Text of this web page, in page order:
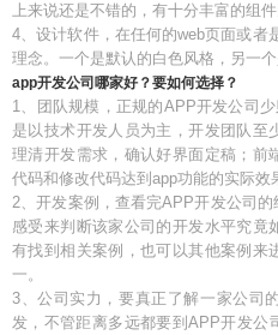
上来说还是不错的，有十分丰富的组件
4、设计软件，在任何的web页面或者
理念。一个是默认的白色风格，另一个
app开发公司哪家好？要如何选择？
1、团队规模，正规的APP开发公司
是以技术开发人员为主，开发团队至
理清开发需求，确认好界面定稿；前
代码和修改代码达到app功能的实际效
2、开发案例，查看完APP开发公司
感受来判断该家公司的开发水平究竟
有找到相关案例，也可以其他案例来
一。
3、公司实力，要真正了解一家公司
发，不管距离多远都要到APP开发公